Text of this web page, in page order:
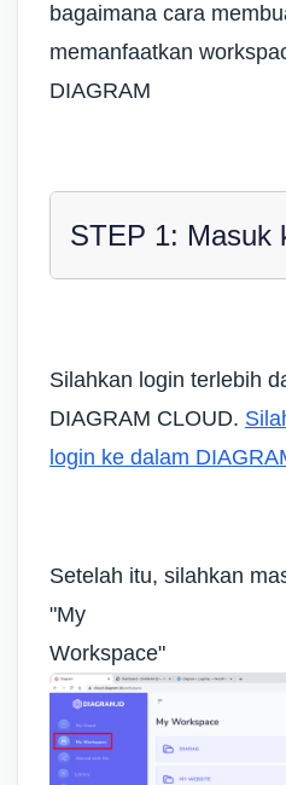
bagaimana cara
memanfaatkan
DIAGRAM
STEP 1: Masuk
Silahkan login terlebih
DIAGRAM CLOUD.
login ke dalam
Setelah itu, silahkan
"My
Workspace"